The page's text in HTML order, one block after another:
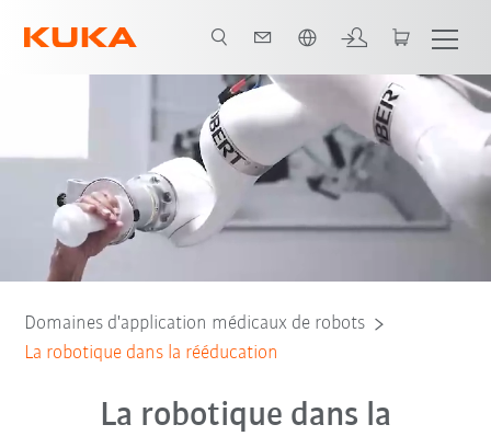
la robotique KUKA Études de cas : rééducation Service Robots
Domaines d'application médicaux de robots
La robotique dans la rééducation
La robotique dans la